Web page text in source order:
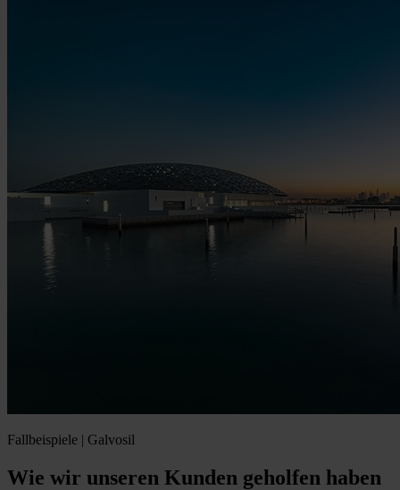
Fallbeispiele | Galvosil
Wie wir unseren Kunden geholfen haben